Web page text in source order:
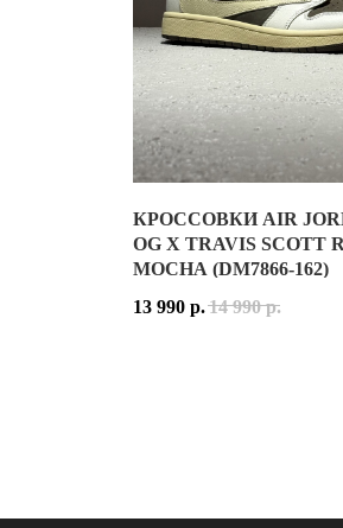
КРОССОВКИ AIR
OG X TRAVIS SCOTT
MOCHA (DM7866-162)
AIR JORDAN 1 LOW
ВЕРХ КРОССОВОК
13 990 р.14 990 р.